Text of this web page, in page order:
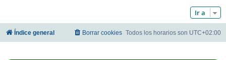
Ir a
Índice general Todos los horarios son UTC+02:00
Borrar cookies